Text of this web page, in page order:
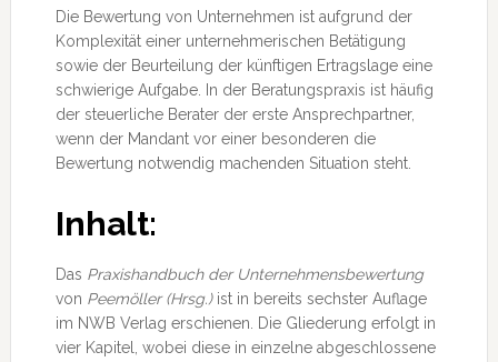
Die Bewertung von Unternehmen ist aufgrund der
Komplexität einer unternehmerischen Betätigung
sowie der Beurteilung der künftigen Ertragslage eine
schwierige Aufgabe. In der Beratungspraxis ist häufig
der steuerliche Berater der erste Ansprechpartner,
wenn der Mandant vor einer besonderen die
Bewertung notwendig machenden Situation steht.
Inhalt:
Das Praxishandbuch der Unternehmensbewertung
von Peemöller (Hrsg.)ist in bereits sechster Auflage
im NWB Verlag erschienen. Die Gliederung erfolgt in
vier Kapitel, wobei diese in einzelne abgeschlossene